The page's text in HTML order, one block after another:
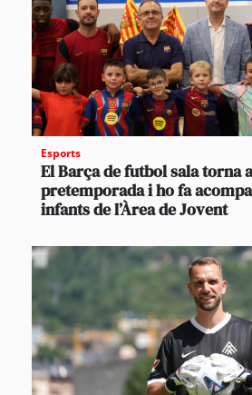
Esports
El Barça de futbol sala torna
pretemporada i ho fa
infants de l’Àrea de Jovent